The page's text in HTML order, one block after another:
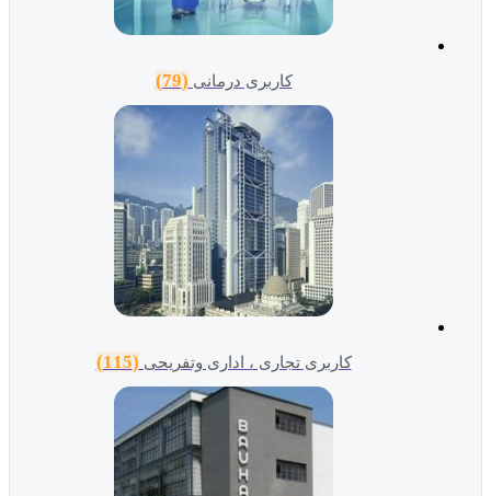
کاربری درمانی (79)
کاربری تجاری ، اداری وتفریحی(115)